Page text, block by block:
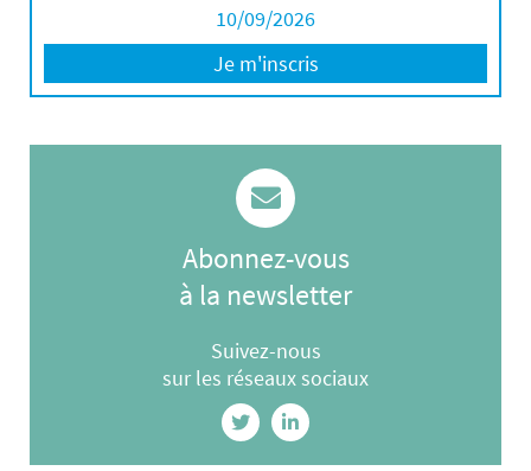
10/09/2026
Je m'inscris
Abonnez-vous
à la newsletter
Suivez-nous
sur les réseaux sociaux